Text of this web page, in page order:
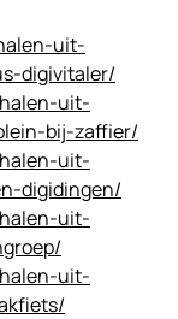
uit-
digivitaler/
uit-
bij-zaffier/
uit-
digidingen/
uit-
uit-